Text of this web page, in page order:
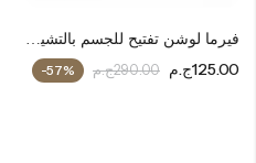
فيرما لوشن تفتيح للجسم بالتشيزكيك والشكولاته البيضاء
125.00ج.م 290.00ج.م -57%